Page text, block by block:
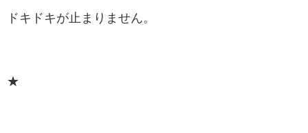
ドキドキが止まりません。
★